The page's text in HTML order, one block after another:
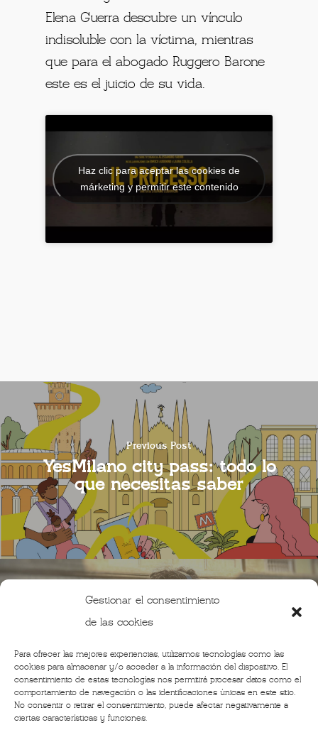
Gestionar el consentimiento
de las cookies
Para ofrecer las mejores experiencias, utilizamos tecnologías como las
cookies para almacenar y/o acceder a la información del dispositivo. El
consentimiento de estas tecnologías nos permitirá procesar datos como el
comportamiento de navegación o las identificaciones únicas en este sitio.
No consentir o retirar el consentimiento, puede afectar negativamente a
ciertas características y funciones.
Elena Guerra descubre un vínculo
indisoluble con la víctima, mientras
que para el abogado Ruggero Barone
este es el juicio de su vida.
Haz clic para aceptar las cookies de
márketing y permitir este contenido
Previous Post
YesMilano city pass: todo lo
que necesitas saber
en Milán con realidad
aumentada